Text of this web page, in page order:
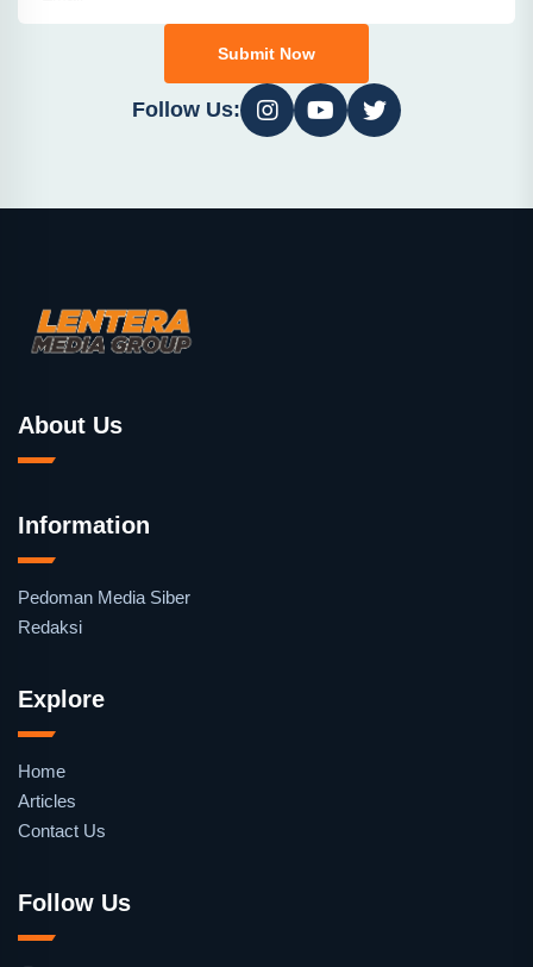
Submit Now
Follow Us:
About Us
Information
Pedoman Media Siber
Redaksi
Explore
Home
Articles
Contact Us
Follow Us